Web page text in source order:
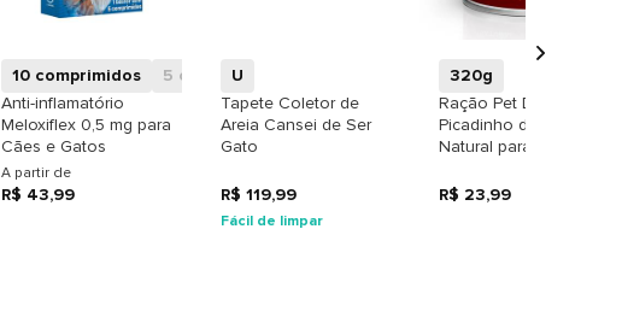
10 comprimidos
5 comprimidos
Anti-inflamatório
Meloxiflex 0,5 mg para
Cães e Gatos
A partir de
R$ 43,99
U
Tapete Coletor de
Areia Cansei de Ser
Gato
R$ 119,99
Fácil de limpar
320g
Ração Pet Delícia
Picadinho de Carne
Natural para Gatos
R$ 23,99